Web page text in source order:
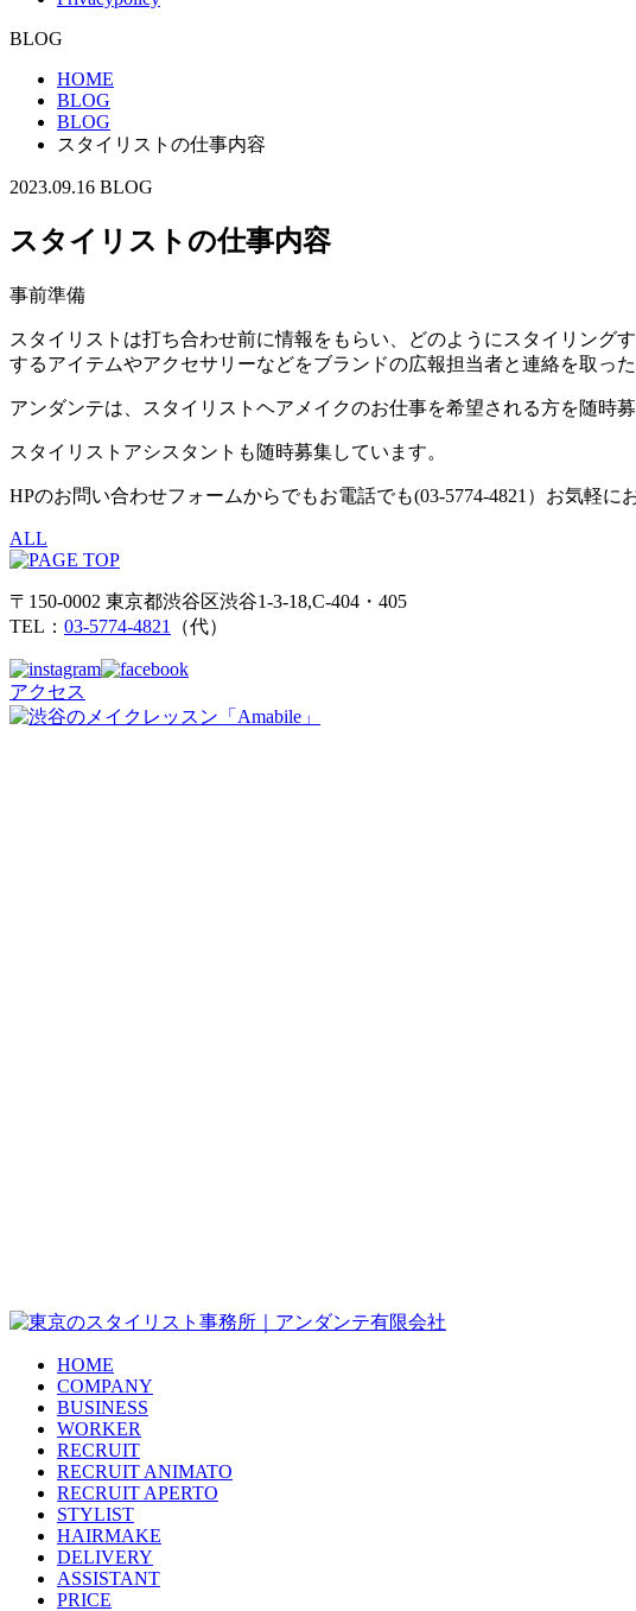
BLOG
HOME
BLOG
BLOG
スタイリストの仕事内容
2023.09.16 BLOG
スタイリストの仕事内容
事前準備
スタイリストは打ち合わせ前に情報をもらい、どのようにスタイリング
するアイテムやアクセサリーなどをブランドの広報担当者と連絡を取っ
アンダンテは、スタイリストヘアメイクのお仕事を希望される方を随時募
スタイリストアシスタントも随時募集しています。
HPのお問い合わせフォームからでもお電話でも(03-5774-4821）お気軽に
ALL
〒150-0002 東京都渋谷区渋谷1-3-18,C-404・405
TEL： 03-5774-4821 （代）
アクセス
HOME
COMPANY
BUSINESS
WORKER
RECRUIT
RECRUIT ANIMATO
RECRUIT APERTO
STYLIST
HAIRMAKE
DELIVERY
ASSISTANT
PRICE